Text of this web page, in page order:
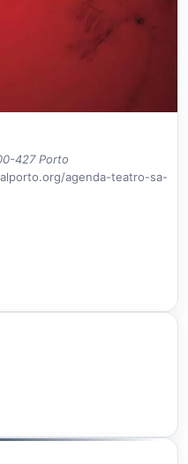
427 Porto
agenda-teatro-sa-